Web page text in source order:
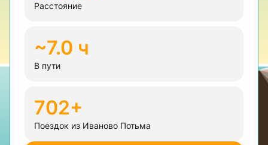
Расстояние
~7.0 ч
В пути
702+
Поездок из Иваново Потьма